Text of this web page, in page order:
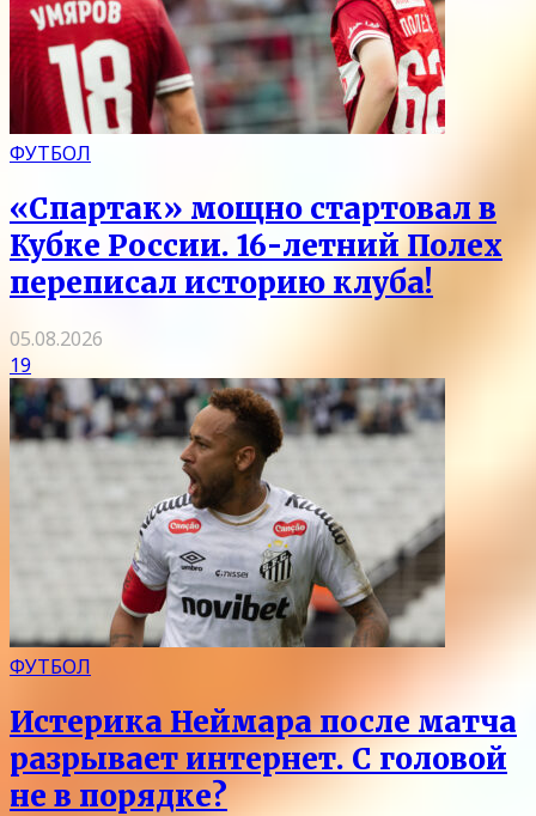
ФУТБОЛ
«Спартак» мощно стартовал в
Кубке России. 16-летний Полех
переписал историю клуба!
05.08.2026
19
ФУТБОЛ
Истерика Неймара после матча
разрывает интернет. С головой
не в порядке?